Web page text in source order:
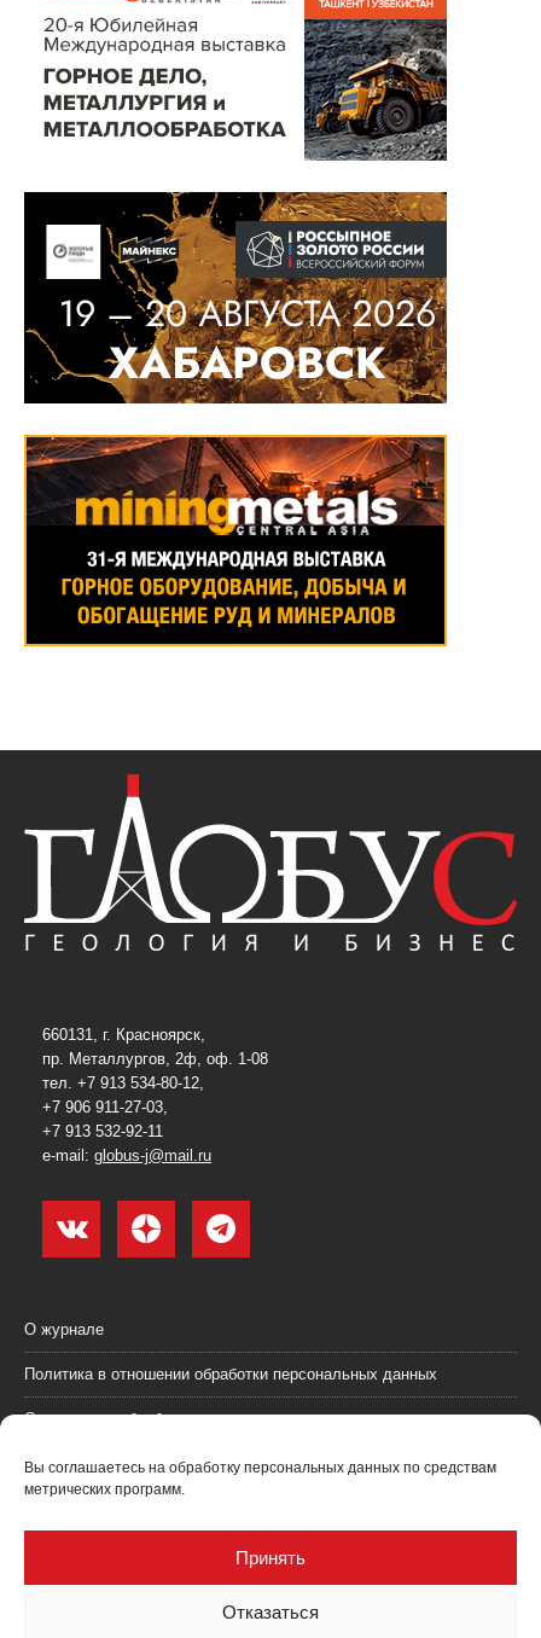
Вы соглашаетесь на обработку персональных данных по средствам
метрических программ.
Принять
Отказаться
660131, г. Красноярск,
пр. Металлургов, 2ф, оф. 1-08
тел. +7 913 534-80-12,
+7 906 911-27-03,
+7 913 532-92-11
e-mail: globus-j@mail.ru
О журнале
Политика в отношении обработки персональных данных
Согласие на обработку персональных данных
Пользовательское соглашение (оферта)